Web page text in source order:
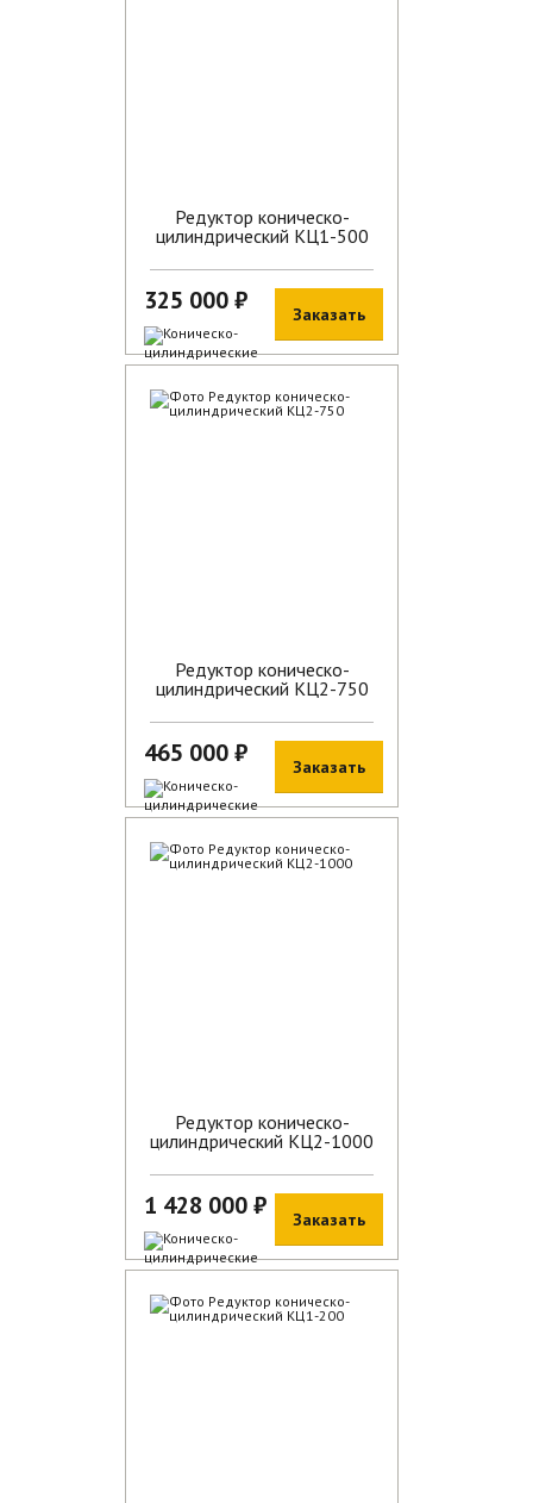
Редуктор коническо-
цилиндрический КЦ1-500
325 000 ₽
В наличии
Заказать
Редуктор коническо-
цилиндрический КЦ2-750
465 000 ₽
В наличии
Заказать
Редуктор коническо-
цилиндрический КЦ2-1000
1 428 000 ₽
В наличии
Заказать